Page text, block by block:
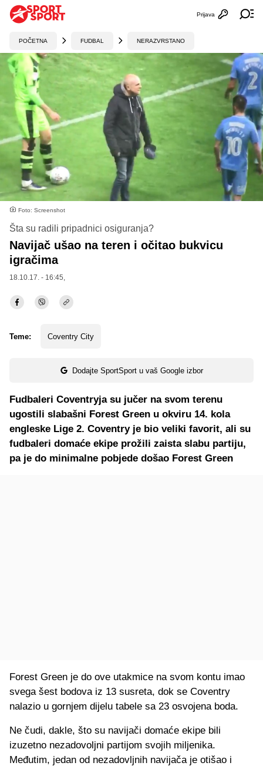
Otvori
Prijava
POČETNA FUDBAL NERAZVRSTANO
Foto: Screenshot
Šta su radili pripadnici osiguranja?
Navijač ušao na teren i očitao bukvicu
igračima
18.10.17. - 16:45,
Teme: Coventry City
Dodajte SportSport u vaš Google izbor
Fudbaleri Coventryja su jučer na svom terenu
ugostili slabašni Forest Green u okviru 14. kola
engleske Lige 2. Coventry je bio veliki favorit, ali su
fudbaleri domaće ekipe prožili zaista slabu partiju,
pa je do minimalne pobjede došao Forest Green
Forest Green je do ove utakmice na svom kontu imao
svega šest bodova iz 13 susreta, dok se Coventry
nalazio u gornjem dijelu tabele sa 23 osvojena boda.
Ne čudi, dakle, što su navijači domaće ekipe bili
izuzetno nezadovoljni partijom svojih miljenika.
Međutim, jedan od nezadovljnih navijača je otišao i